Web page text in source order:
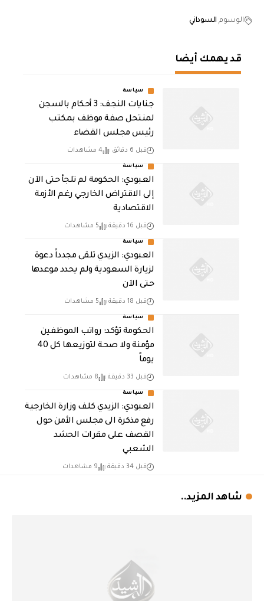
الوسوم السوداني
قد يهمك أيضا
سياسة
جنايات النجف: 3 أحكام بالسجن
لمنتحل صفة موظف بمكتب
رئيس مجلس القضاء
قبل 6 دقائق 4 مشاهدات
سياسة
العبودي: الحكومة لم تلجأ حتى الآن
إلى الاقتراض الخارجي رغم الأزمة
الاقتصادية
قبل 16 دقيقة 5 مشاهدات
سياسة
العبودي: الزيدي تلقى مجدداً دعوة
لزيارة السعودية ولم يحدد موعدها
حتى الآن
قبل 18 دقيقة 5 مشاهدات
سياسة
الحكومة تؤكد: رواتب الموظفين
مؤمنة ولا صحة لتوزيعها كل 40
يوماً
قبل 33 دقيقة 8 مشاهدات
سياسة
العبودي: الزيدي كلف وزارة الخارجية
رفع مذكرة الى مجلس الأمن حول
القصف على مقرات الحشد
الشعبي
قبل 34 دقيقة 9 مشاهدات
شاهد المزيد..